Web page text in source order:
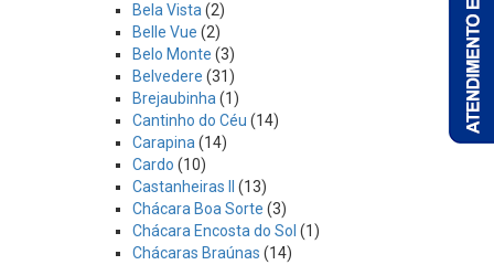
Bela Vista(2)
Belle Vue (2)
Belo Monte (3)
Belvedere (31)
Brejaubinha(1)
Cantinho do Céu (14)
Carapina(14)
Cardo (10)
Castanheiras II
(13)
Chácara Boa Sorte (3)
Chácara Encosta do Sol (1)
Chácaras Braúnas (14)